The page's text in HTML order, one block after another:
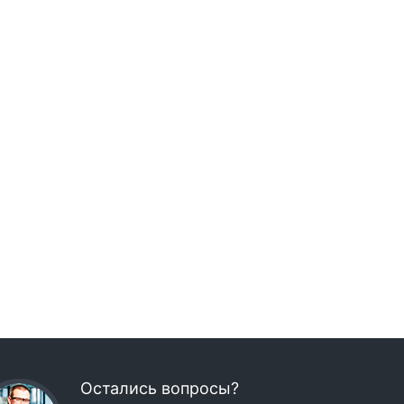
Остались вопросы?